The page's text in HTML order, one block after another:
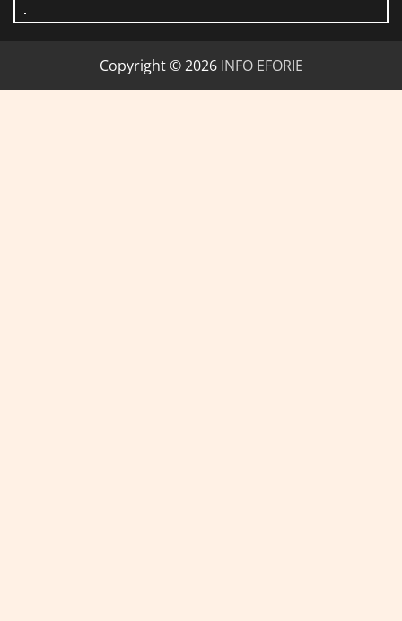
Copyright © 2026 INFO EFORIE